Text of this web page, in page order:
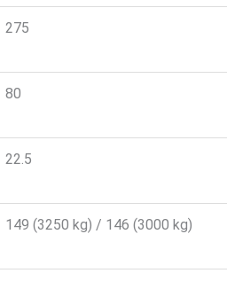
275
80
22.5
149 (3250 kg) / 146 (3000 kg)